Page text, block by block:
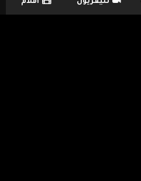
TV Guide Menu
تليفزيون أفلام